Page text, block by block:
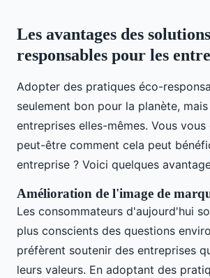
Les avantages des
responsables pour les
Adopter des pratiques éco-
seulement bon pour la planète,
entreprises elles-mêmes. Vous vous
peut-être comment cela peut
entreprise ? Voici quelques
Amélioration de l'image de
Les consommateurs d'aujourd'hui
plus conscients des questions
préfèrent soutenir des entreprises
leurs valeurs. En adoptant des